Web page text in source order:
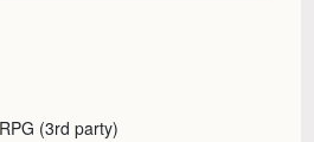
(3rd party)